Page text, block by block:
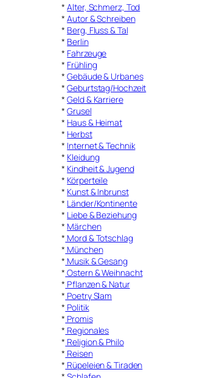
*Alter, Schmerz, Tod
*Autor & Schreiben
* Berg, Fluss & Tal
* Berlin
* Fahrzeuge
* Frühling
*Gebäude & Urbanes
*Geburtstag/Hochzeit
*Geld & Karriere
*Grusel
* Haus & Heimat
* Herbst
* Internet & Technik
* Kleidung
* Kindheit & Jugend
* Körperteile
* Kunst & Inbrunst
* Länder/Kontinente
* Liebe & Beziehung
* Märchen
* Mord & Totschlag
* München
* Musik & Gesang
* Ostern & Weihnacht
* Pflanzen & Natur
* Poetry Slam
* Politik
* Promis
* Regionales
* Religion & Philo
* Reisen
* Rüpeleien & Tiraden